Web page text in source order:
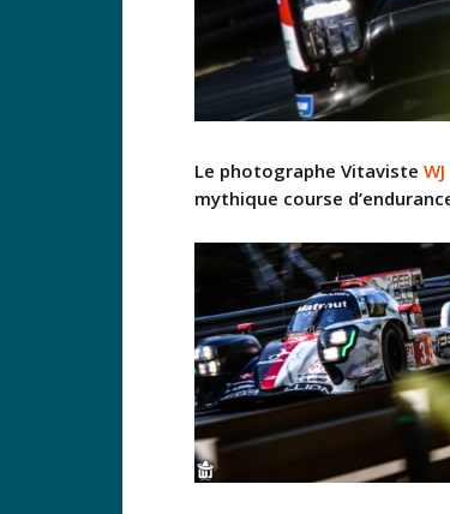
Le photographe Vitaviste WJ
mythique course